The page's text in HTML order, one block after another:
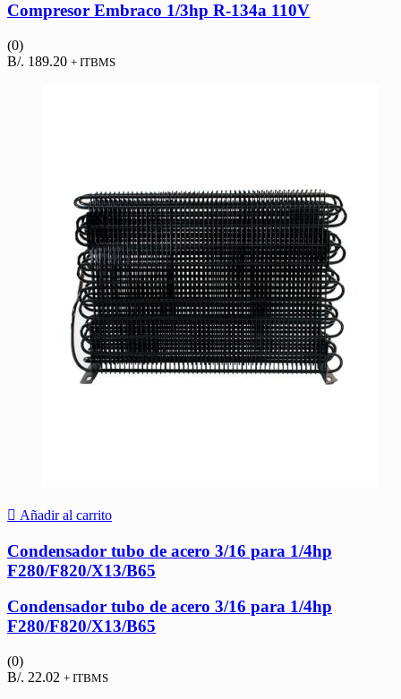
Compresor Embraco 1/3hp R-134a 110V
(0)
B/. 189.20 + ITBMS
Añadir al carrito
Condensador tubo de acero 3/16 para 1/4hp
F280/F820/X13/B65
Condensador tubo de acero 3/16 para 1/4hp
F280/F820/X13/B65
(0)
B/. 22.02 + ITBMS